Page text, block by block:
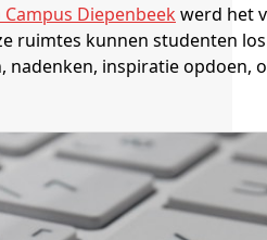
Diepenbeek werd het
ruimtes kunnen studenten
nadenken, inspiratie opdoen,